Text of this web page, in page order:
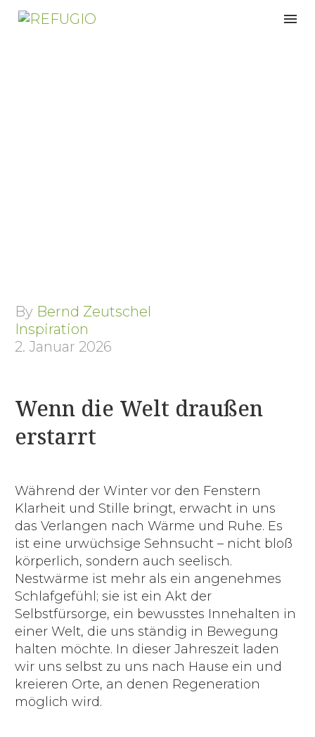
By Bernd Zeutschel
Inspiration
2. Januar 2026
Wenn die Welt draußen
erstarrt
Während der Winter vor den Fenstern
Klarheit und Stille bringt, erwacht in uns
das Verlangen nach Wärme und Ruhe. Es
ist eine urwüchsige Sehnsucht – nicht bloß
körperlich, sondern auch seelisch.
Nestwärme ist mehr als ein angenehmes
Schlafgefühl; sie ist ein Akt der
Selbstfürsorge, ein bewusstes Innehalten in
einer Welt, die uns ständig in Bewegung
halten möchte. In dieser Jahreszeit laden
wir uns selbst zu uns nach Hause ein und
kreieren Orte, an denen Regeneration
möglich wird.